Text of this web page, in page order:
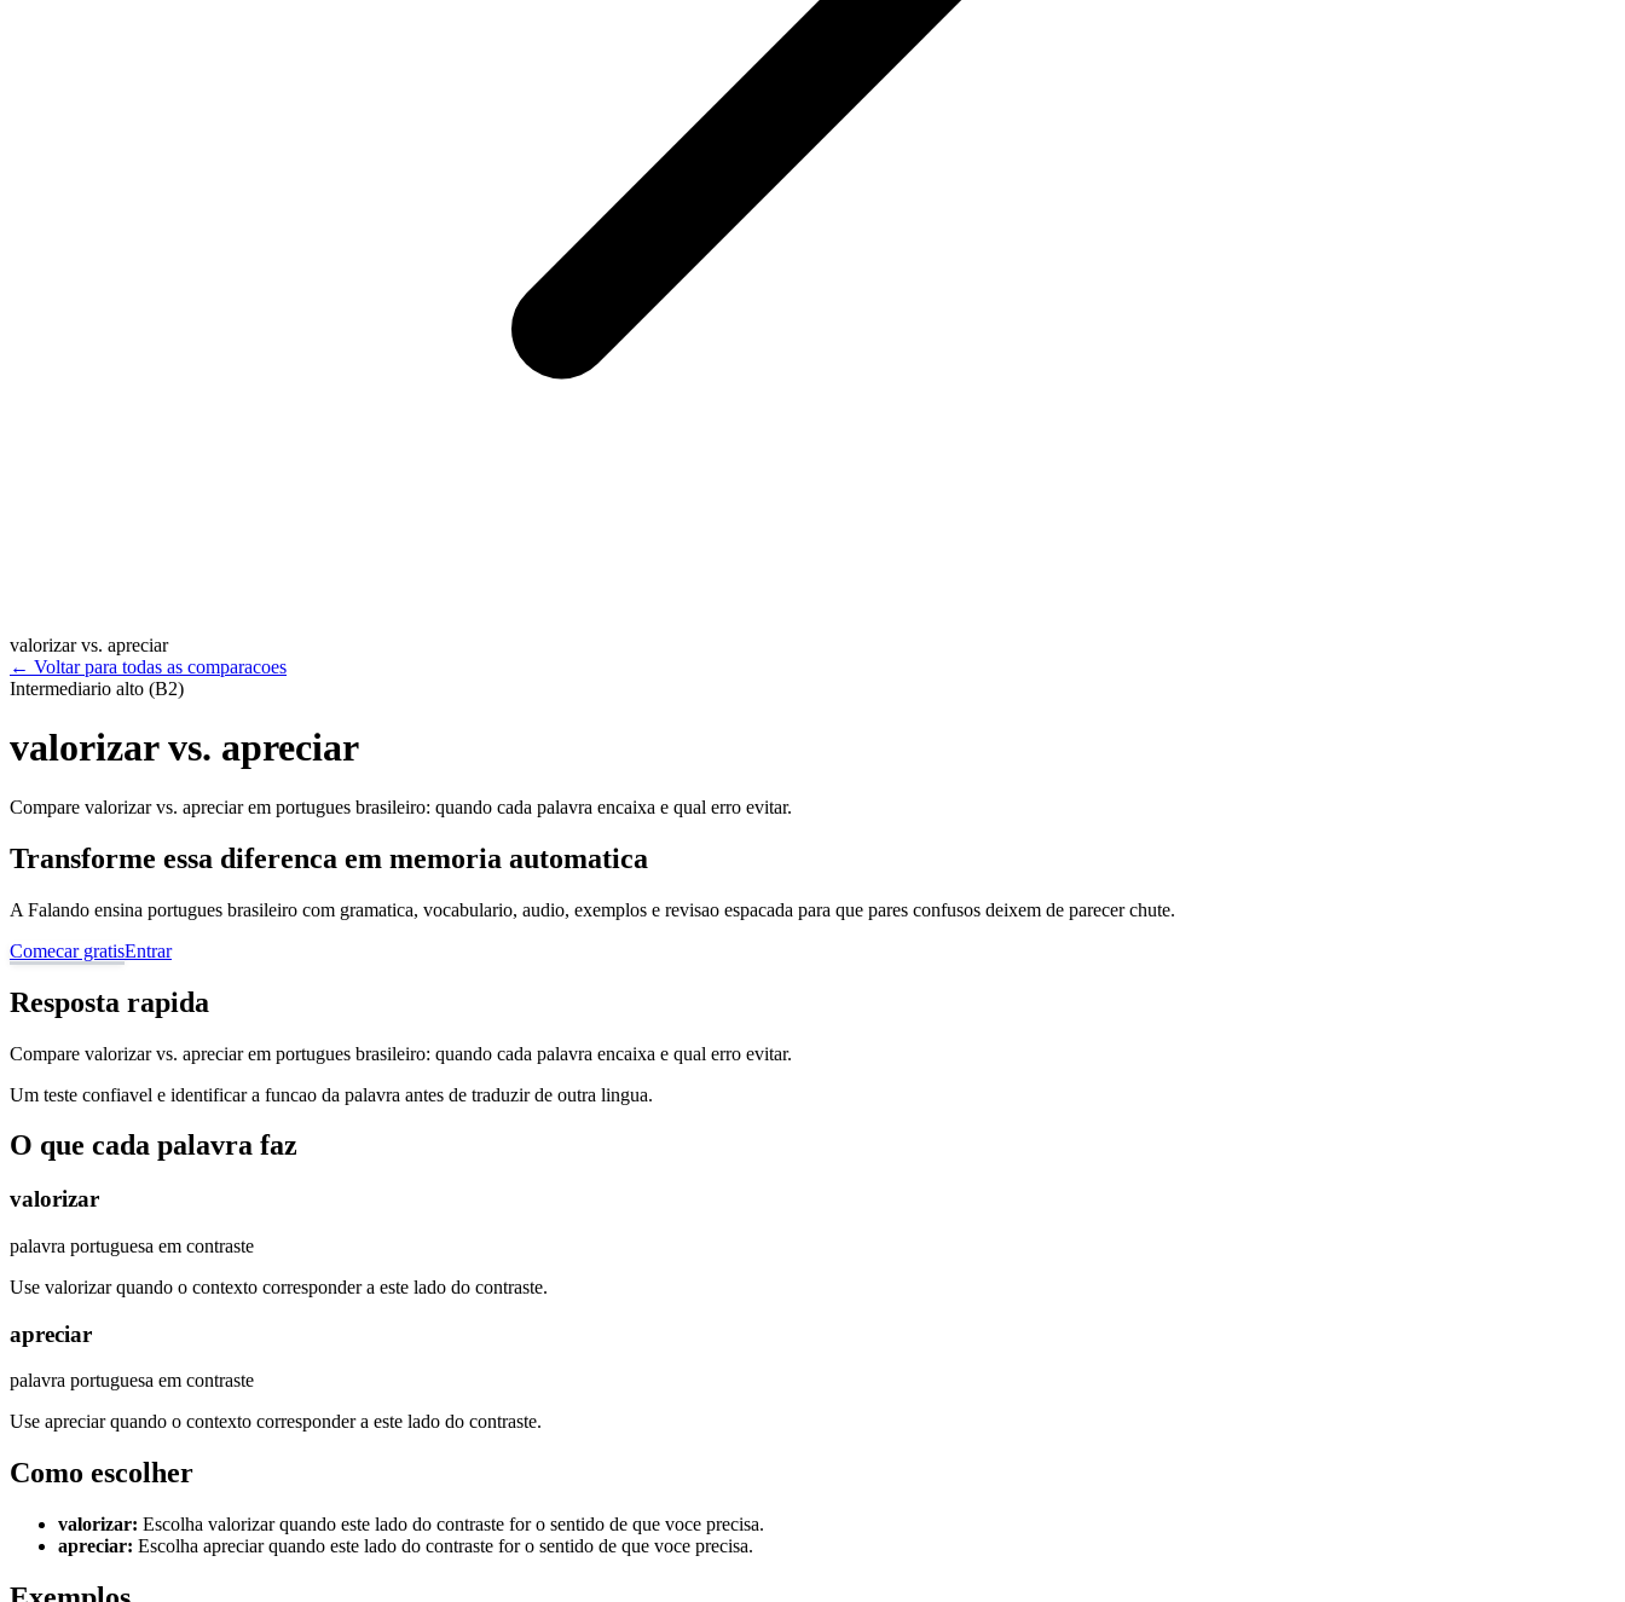
valorizar vs. apreciar
← Voltar para todas as comparacoes
Intermediario alto (B2)
valorizar vs. apreciar
Compare valorizar vs. apreciar em portugues brasileiro: quando cada palavra encaixa e qual erro evitar.
Transforme essa diferenca em memoria automatica
A Falando ensina portugues brasileiro com gramatica, vocabulario, audio, exemplos e revisao espacada para que pares confusos deixem de parecer chute.
Comecar gratisEntrar
Resposta rapida
Compare valorizar vs. apreciar em portugues brasileiro: quando cada palavra encaixa e qual erro evitar.
Um teste confiavel e identificar a funcao da palavra antes de traduzir de outra lingua.
O que cada palavra faz
valorizar
palavra portuguesa em contraste
Use valorizar quando o contexto corresponder a este lado do contraste.
apreciar
palavra portuguesa em contraste
Use apreciar quando o contexto corresponder a este lado do contraste.
Como escolher
valorizar: Escolha valorizar quando este lado do contraste for o sentido de que voce precisa.
apreciar: Escolha apreciar quando este lado do contraste for o sentido de que voce precisa.